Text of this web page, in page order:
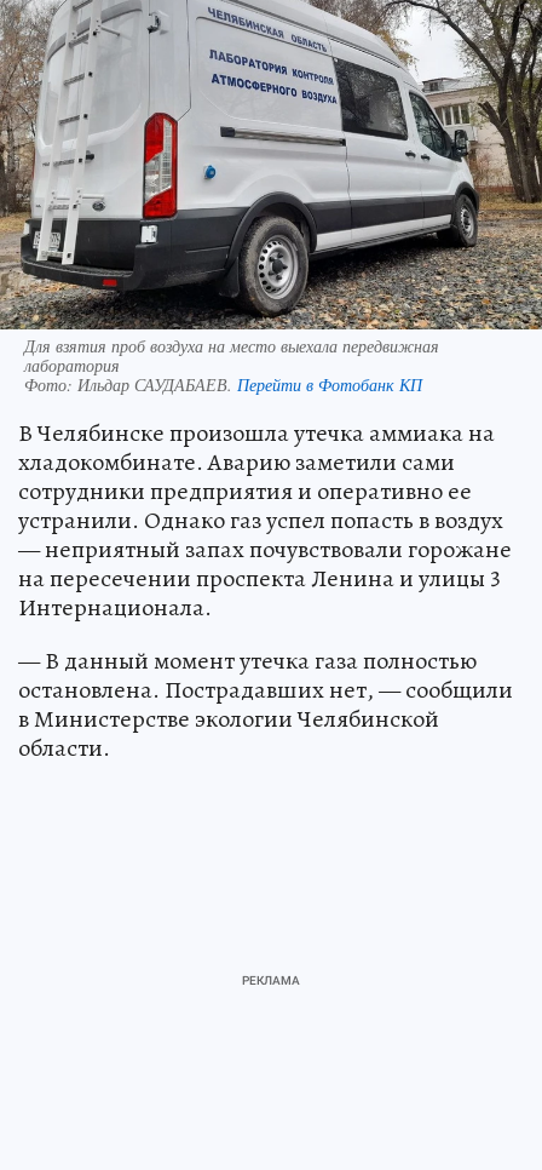
Для взятия проб воздуха на место выехала передвижная
лаборатория
Фото: Ильдар САУДАБАЕВ. Перейти в Фотобанк КП
В Челябинске произошла утечка аммиака на
хладокомбинате. Аварию заметили сами
сотрудники предприятия и оперативно ее
устранили. Однако газ успел попасть в воздух
— неприятный запах почувствовали горожане
на пересечении проспекта Ленина и улицы 3
Интернационала.
— В данный момент утечка газа полностью
остановлена. Пострадавших нет, — сообщили
в Министерстве экологии Челябинской
области.